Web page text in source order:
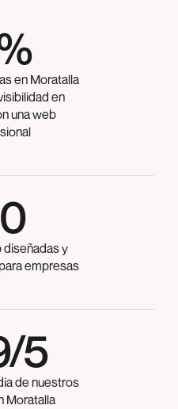
en Moratalla
en
una web
0
diseñadas y
empresas
5
de nuestros
Moratalla